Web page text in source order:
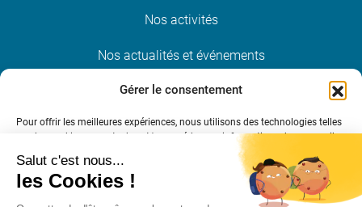
Gérer le consentement
Pour offrir les meilleures expériences, nous utilisons des technologies telles
que les cookies pour stocker et/ou accéder aux informations des appareils.
Le fait de consentir à ces technologies nous permettra de traiter des
données telles que le comportement de navigation ou les ID uniques sur ce
site. Le fait de ne pas consentir ou de retirer son consentement peut avoir
un effet négatif sur certaines caractéristiques et fonctions.
Nos activités
Nos actualités et événements
Nous rejoindre
Restez informé
S’INSCRIRE À LA NEWSLETTER